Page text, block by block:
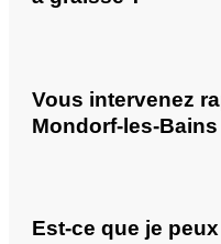
Vous intervenez
Mondorf-les-Bains
Est-ce que je